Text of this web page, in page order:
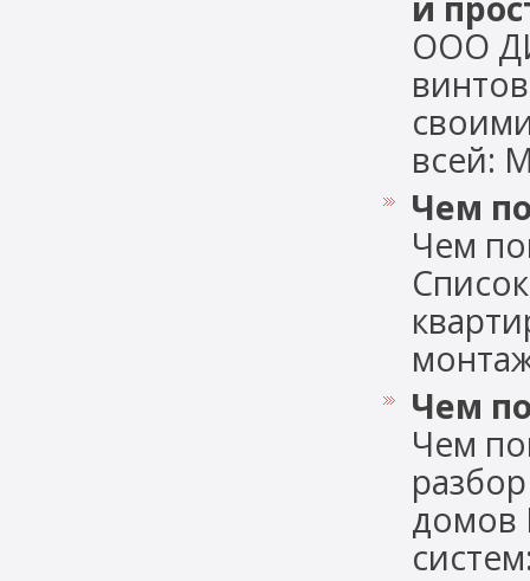
ООО
всей:
Чем
Чем
Чем
Чем
домов